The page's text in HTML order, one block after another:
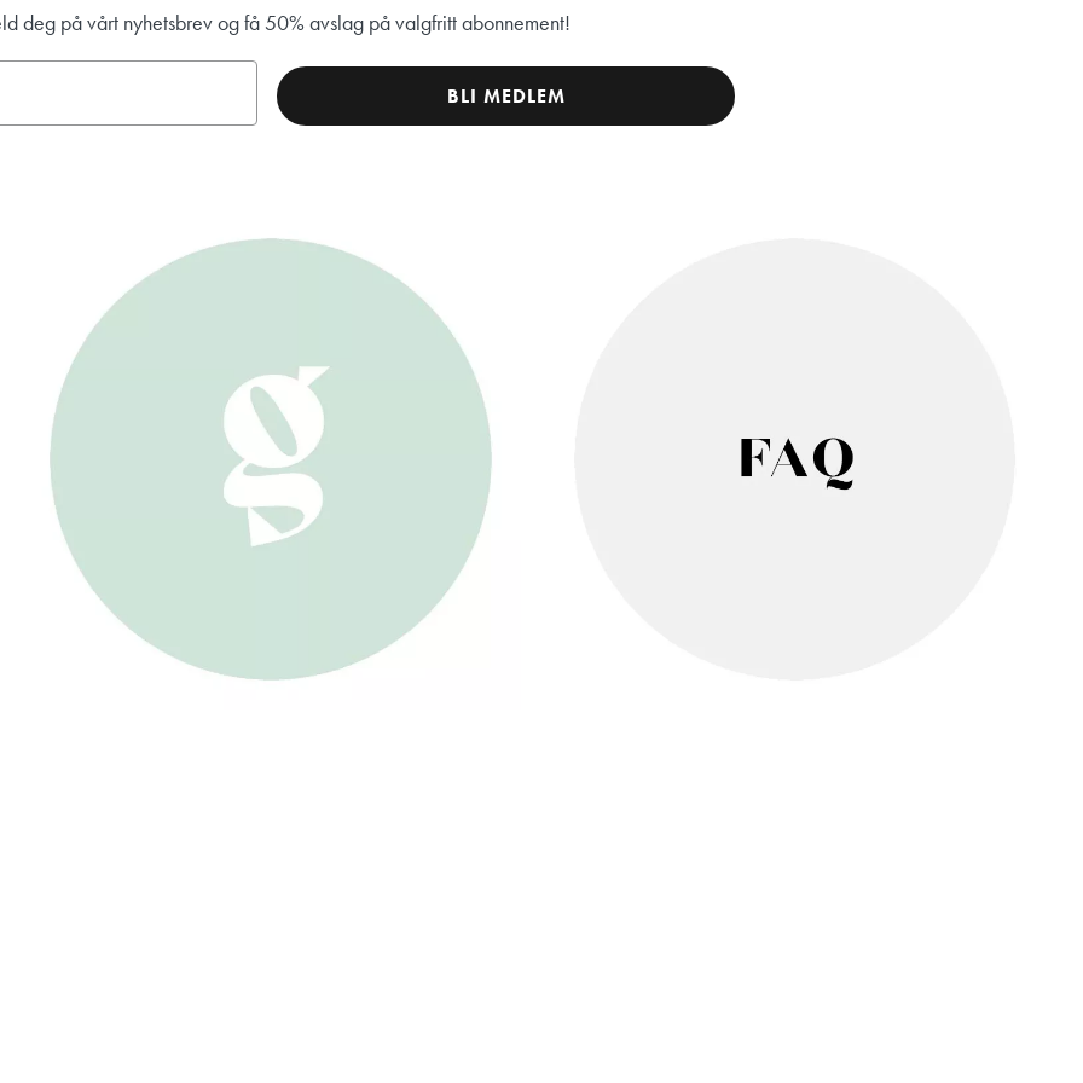
deg på vårt nyhetsbrev og få 50% avslag på valgfritt abonnement!
BLI MEDLEM